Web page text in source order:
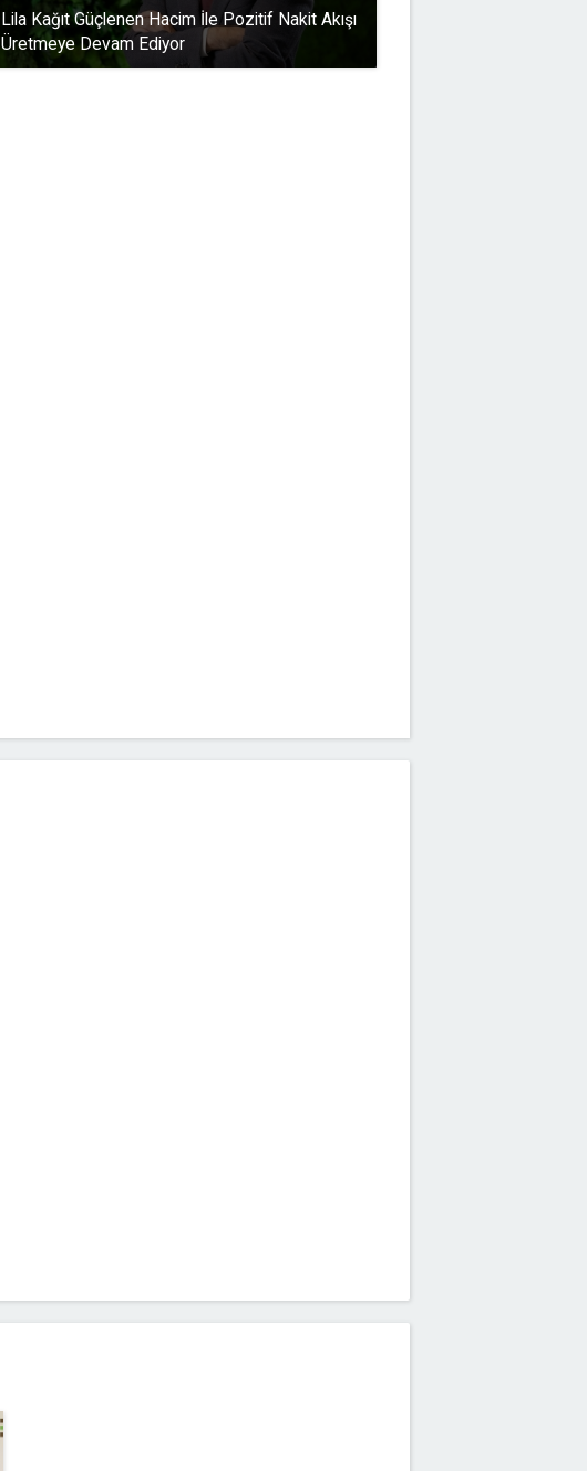
Lila Kağıt Güçlenen Hacim İle Pozitif Nakit Akışı
Üretmeye Devam Ediyor